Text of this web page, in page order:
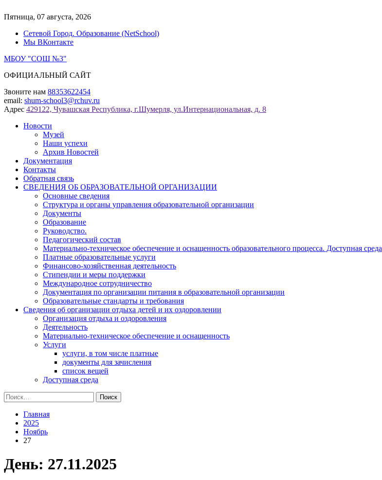
к
Пятница, 07 августа, 2026
Сетевой Город. Образование (NetSchool)
Мы ВКонтакте
МБОУ "СОШ №3"
ОФИЦИАЛЬНЫЙ САЙТ
Звоните нам 88353622454
email: shum-school3@rchuv.ru
Адрес 429122, Чувашская Республика, г.Шумерля, ул.Интернациональная, д. 8
Новости
Музей
Наши успехи
Архив Новостей
Документация
Контакты
Обратная связь
СВЕДЕНИЯ ОБ ОБРАЗОВАТЕЛЬНОЙ ОРГАНИЗАЦИИ
Основные сведения
Структура и органы управления образовательной организации
Документы
Образование
Руководство.
Педагогический состав
Материально-техническое обеспечение и оснащенность образовательного процесса. Доступная среда
Платные образовательные услуги
Финансово-хозяйственная деятельность
Стипендии и меры поддержки
Международное сотрудничество
Документация по организации питания в образовательной организации
Образовательные стандарты и требования
Сведения об организации отдыха детей и их оздоровлении
Организация отдыха и оздоровления
Деятельность
Материально-техническое обеспечение и оснащенность
Услуги
услуги, в том числе платные
документы для зачисления
список вещей
Доступная среда
Найти:
Главная
2025
Ноябрь
27
День: 27.11.2025